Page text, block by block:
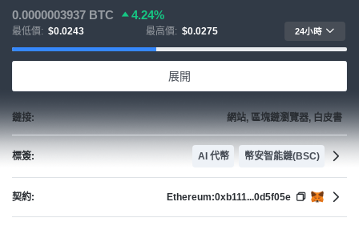
0.0000003937 BTC 4.24%
最低價: $0.0243 最高價: $0.0275 24小時
展開
鏈接: 網站, 區塊鏈瀏覽器, 白皮書
標簽: AI 代幣 幣安智能鏈(BSC)
契約: Ethereum:0xb111...0d5f05e